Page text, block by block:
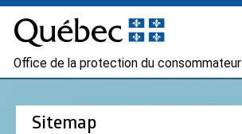
Office de la protection du consommateur
Sitemap